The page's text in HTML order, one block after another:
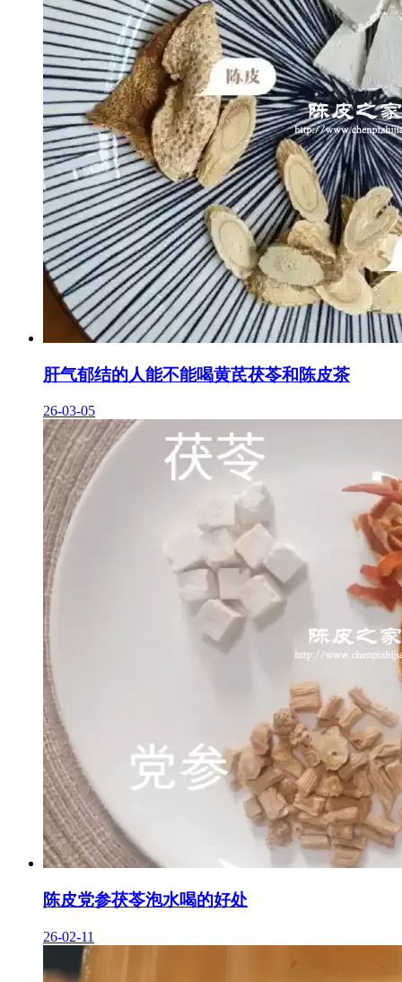
肝气郁结的人能不能喝黄芪茯苓和陈皮茶
26-03-05
陈皮党参茯苓泡水喝的好处
26-02-11